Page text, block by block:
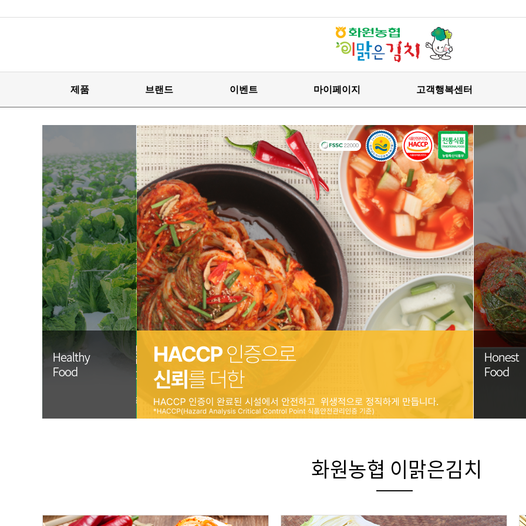
제품 브랜드 이벤트 마이페이지 고객행복센터